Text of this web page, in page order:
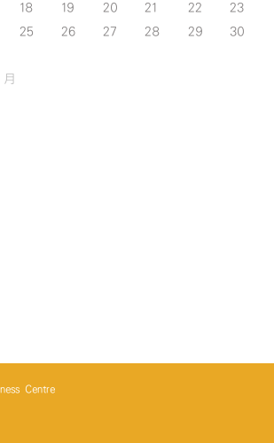
18 19 20 21 22
23
25 26 27 28 29
30
Centre